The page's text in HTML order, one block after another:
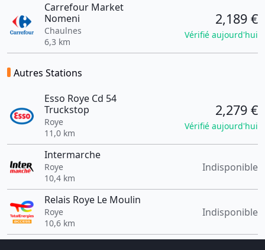
Carrefour Market
Nomeni
Chaulnes
6,3 km
2,189 €
Vérifié aujourd'hui
Autres Stations
Esso Roye Cd 54
Truckstop
Roye
11,0 km
2,279 €
Vérifié aujourd'hui
Intermarche
Roye
10,4 km
Indisponible
Relais Roye Le Moulin
Roye
10,6 km
Indisponible